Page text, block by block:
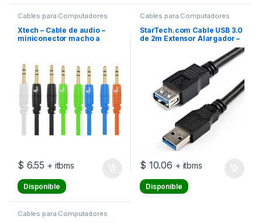
Cables para Computadores
Xtech – Cable de audio –
miniconector macho a
naranja (paquete de 10)
$ 6.55 + itbms
Disponible
Cables para Computadores
StarTech.com Cable USB 3.0
de 2m Extensor Alargador –
Cable alargador USB – USB
Tipo A (H) a USB Tipo A (M) –
USB 3.0 – 2 m – negro – para
P/N: HB30A4AIB,
SV211DPUA4K, SV211HDUA
$ 10.06 + itbms
Disponible
Cables para Computadores